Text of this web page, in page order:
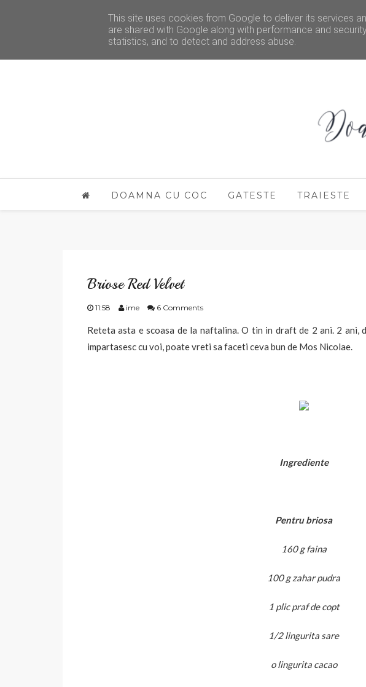
DOAMNA CU COC GATESTE TRAIESTE
Briose Red Velvet
11:58 ime 6 Comments
Reteta asta e scoasa de la naftalina. O tin in draft de 2 ani. 2 ani,
impartasesc cu voi, poate vreti sa faceti ceva bun de Mos Nicolae.
Ingrediente
Pentru briosa
160 g faina
100 g zahar pudra
1 plic praf de copt
1/2 lingurita sare
o lingurita cacao
This site uses cookies from Google to deliver its services
are shared with Google along with performance and
statistics, and to detect and address abuse.